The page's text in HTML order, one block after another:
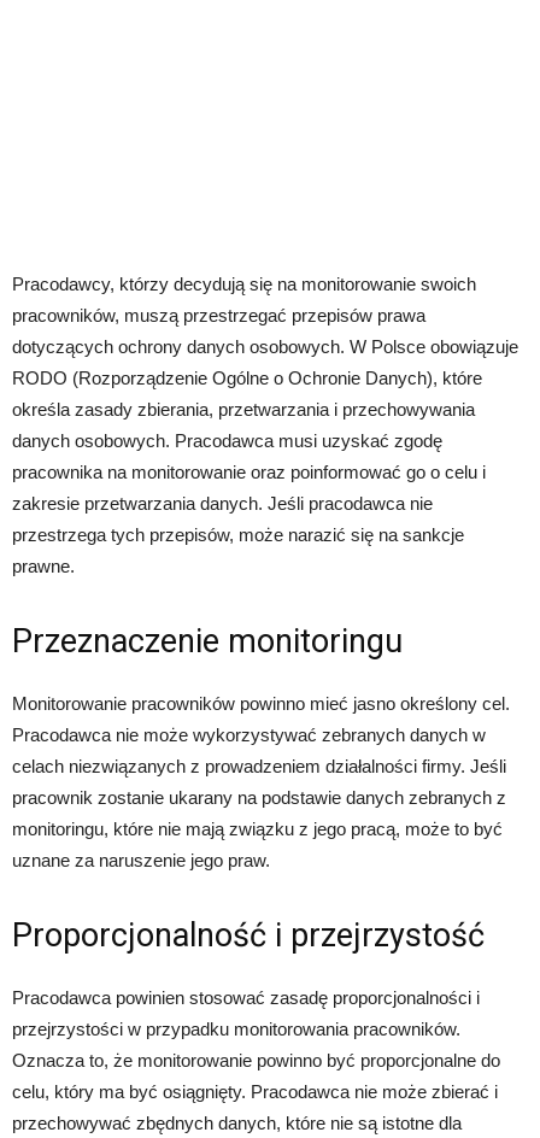
Pracodawcy, którzy decydują się na monitorowanie swoich
pracowników, muszą przestrzegać przepisów prawa
dotyczących ochrony danych osobowych. W Polsce obowiązuje
RODO (Rozporządzenie Ogólne o Ochronie Danych), które
określa zasady zbierania, przetwarzania i przechowywania
danych osobowych. Pracodawca musi uzyskać zgodę
pracownika na monitorowanie oraz poinformować go o celu i
zakresie przetwarzania danych. Jeśli pracodawca nie
przestrzega tych przepisów, może narazić się na sankcje
prawne.
Przeznaczenie monitoringu
Monitorowanie pracowników powinno mieć jasno określony cel.
Pracodawca nie może wykorzystywać zebranych danych w
celach niezwiązanych z prowadzeniem działalności firmy. Jeśli
pracownik zostanie ukarany na podstawie danych zebranych z
monitoringu, które nie mają związku z jego pracą, może to być
uznane za naruszenie jego praw.
Proporcjonalność i przejrzystość
Pracodawca powinien stosować zasadę proporcjonalności i
przejrzystości w przypadku monitorowania pracowników.
Oznacza to, że monitorowanie powinno być proporcjonalne do
celu, który ma być osiągnięty. Pracodawca nie może zbierać i
przechowywać zbędnych danych, które nie są istotne dla